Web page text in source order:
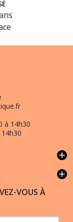
à 14h30
add
add
VOUS À